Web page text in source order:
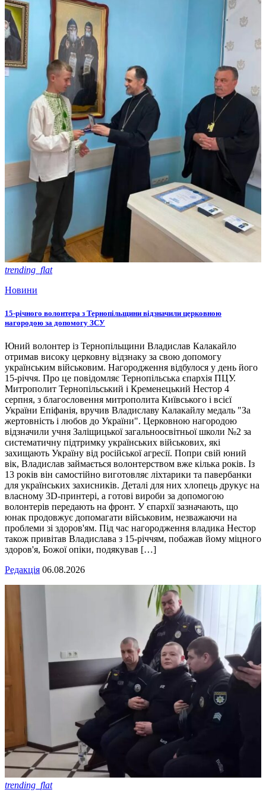
trending_flat
Новини
15-річного волонтера з Тернопільщини відзначили церковною
нагородою за допомогу ЗСУ
Юний волонтер із Тернопільщини Владислав Калакайло
отримав високу церковну відзнаку за свою допомогу
українським військовим. Нагородження відбулося у день його
15-річчя. Про це повідомляє Тернопільська єпархія ПЦУ.
Митрополит Тернопільський і Кременецький Нестор 4
серпня, з благословення митрополита Київського і всієї
України Епіфанія, вручив Владиславу Калакайлу медаль "За
жертовність і любов до України". Церковною нагородою
відзначили учня Заліщицької загальноосвітньої школи №2 за
систематичну підтримку українських військових, які
захищають Україну від російської агресії. Попри свій юний
вік, Владислав займається волонтерством вже кілька років. Із
13 років він самостійно виготовляє ліхтарики та павербанки
для українських захисників. Деталі для них хлопець друкує на
власному 3D-принтері, а готові вироби за допомогою
волонтерів передають на фронт. У єпархії зазначають, що
юнак продовжує допомагати військовим, незважаючи на
проблеми зі здоров'ям. Під час нагородження владика Нестор
також привітав Владислава з 15-річчям, побажав йому міцного
здоров'я, Божої опіки, подякував […]
Редакція 06.08.2026
trending_flat